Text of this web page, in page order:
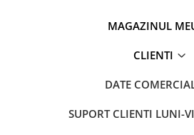
MAGAZINUL
CLIENTI
DATE
SUPORT CLIENTI LUNI-